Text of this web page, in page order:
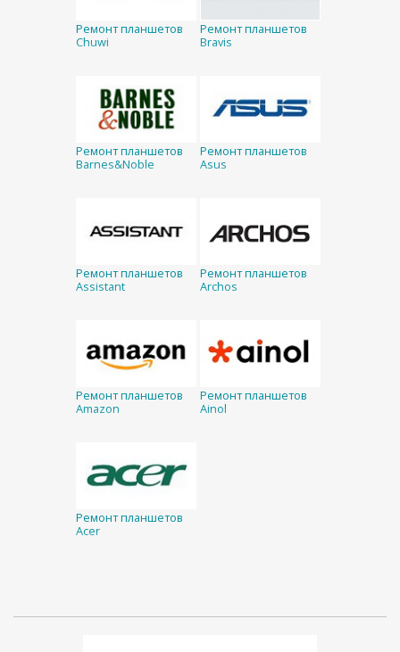
Ремонт планшетов
Chuwi
Ремонт планшетов
Bravis
Ремонт планшетов
Barnes&Noble
Ремонт планшетов
Asus
Ремонт планшетов
Assistant
Ремонт планшетов
Archos
Ремонт планшетов
Amazon
Ремонт планшетов
Ainol
Ремонт планшетов
Acer